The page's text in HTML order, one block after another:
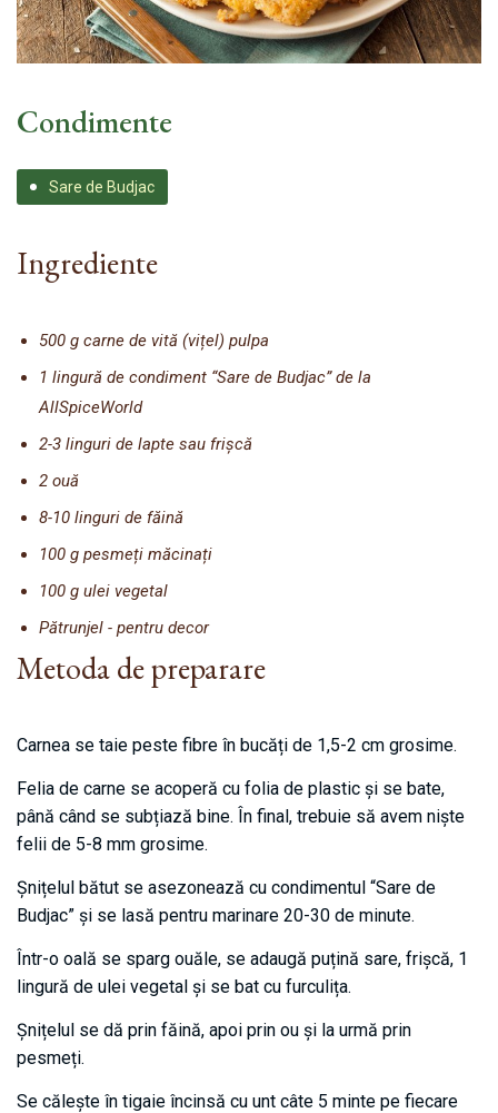
Condimente
Sare de Budjac
Ingrediente
500 g carne de vită (vițel) pulpa
1 lingură de condiment “Sare de Budjac” de la
AllSpiceWorld
2-3 linguri de lapte sau frișcă
2 ouă
8-10 linguri de făină
100 g pesmeți măcinați
100 g ulei vegetal
Pătrunjel - pentru decor
Metoda de preparare
Carnea se taie peste fibre în bucăți de 1,5-2 cm grosime.
Felia de carne se acoperă cu folia de plastic și se bate,
până când se subțiază bine. În final, trebuie să avem niște
felii de 5-8 mm grosime.
Șnițelul bătut se asezonează cu condimentul “Sare de
Budjac” și se lasă pentru marinare 20-30 de minute.
Într-o oală se sparg ouăle, se adaugă puțină sare, frișcă, 1
lingură de ulei vegetal și se bat cu furculița.
Șnițelul se dă prin făină, apoi prin ou și la urmă prin
pesmeți.
Se călește în tigaie încinsă cu unt câte 5 minte pe fiecare